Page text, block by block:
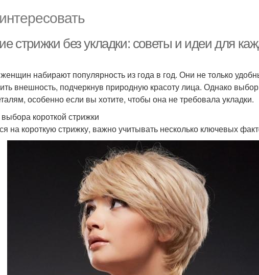
стрижки без укладки: советы и идеи для
набирают популярность из года в год. Они не только
внешность, подчеркнув природную красоту лица. Однако
особенно если вы хотите, чтобы она не требовала укладки.
короткой стрижки
на короткую стрижку, важно учитывать несколько ключевых